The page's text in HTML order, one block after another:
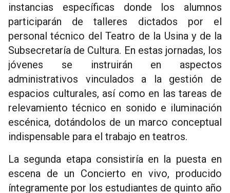
instancias específicas donde los alumnos
participarán de talleres dictados por el
personal técnico del Teatro de la Usina y de la
Subsecretaría de Cultura. En estas jornadas, los
jóvenes se instruirán en aspectos
administrativos vinculados a la gestión de
espacios culturales, así como en las tareas de
relevamiento técnico en sonido e iluminación
escénica, dotándolos de un marco conceptual
indispensable para el trabajo en teatros.
La segunda etapa consistiría en la puesta en
escena de un Concierto en vivo, producido
íntegramente por los estudiantes de quinto año